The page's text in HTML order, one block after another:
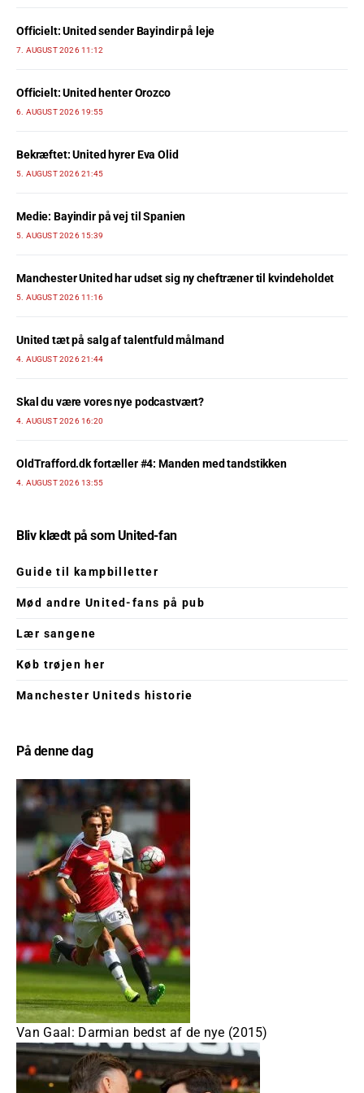
Officielt: United sender Bayindir på leje
7. AUGUST 2026 11:12
Officielt: United henter Orozco
6. AUGUST 2026 19:55
Bekræftet: United hyrer Eva Olid
5. AUGUST 2026 21:45
Medie: Bayindir på vej til Spanien
5. AUGUST 2026 15:39
Manchester United har udset sig ny cheftræner til kvindeholdet
5. AUGUST 2026 11:16
United tæt på salg af talentfuld målmand
4. AUGUST 2026 21:44
Skal du være vores nye podcastvært?
4. AUGUST 2026 16:20
OldTrafford.dk fortæller #4: Manden med tandstikken
4. AUGUST 2026 13:55
Bliv klædt på som United-fan
Guide til kampbilletter
Mød andre United-fans på pub
Lær sangene
Køb trøjen her
Manchester Uniteds historie
På denne dag
Van Gaal: Darmian bedst af de nye (2015)